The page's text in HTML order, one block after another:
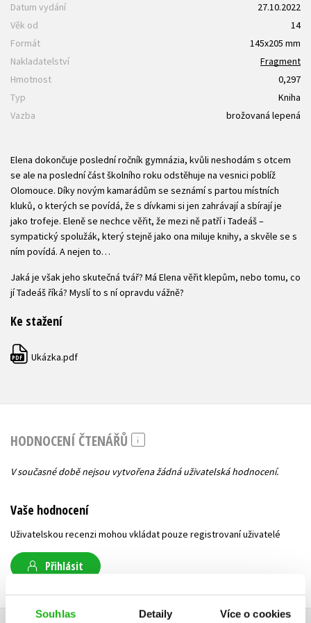
Souhlas Detaily Více o cookies
Datum vydání
27.10.2022
Věk od
14
Formát
145x205 mm
Nakladatelství
Fragment
Hmotnost
0,297
Typ
Kniha
Vazba
brožovaná lepená
Elena dokončuje poslední ročník gymnázia, kvůli neshodám s otcem
se ale na poslední část školního roku odstěhuje na vesnici poblíž
Olomouce. Díky novým kamarádům se seznámí s partou místních
kluků, o kterých se povídá, že s dívkami si jen zahrávají a sbírají je
jako trofeje. Eleně se nechce věřit, že mezi ně patří i Tadeáš –
sympatický spolužák, který stejně jako ona miluje knihy, a skvěle se s
ním povídá. A nejen to…
Jaká je však jeho skutečná tvář? Má Elena věřit klepům, nebo tomu, co
jí Tadeáš říká? Myslí to s ní opravdu vážně?
Ke stažení
PDF Ukázka.pdf
HODNOCENÍ ČTENÁŘŮ
V současné době nejsou vytvořena žádná uživatelská hodnocení.
Vaše hodnocení
Uživatelskou recenzi mohou vkládat pouze registrovaní uživatelé
Přihlásit